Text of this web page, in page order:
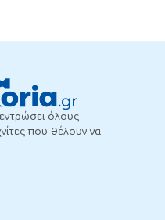
όλους
που θέλουν να